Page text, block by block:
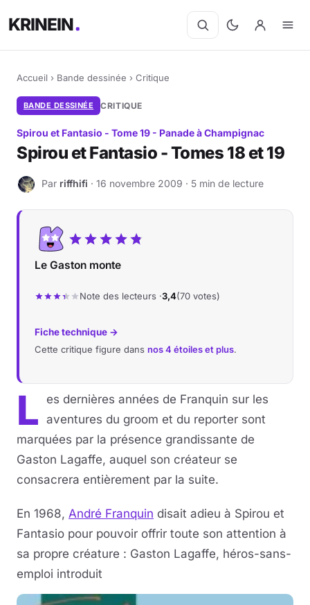
KRINEIN
Accueil › Bande dessinée › Critique
BANDE DESSINÉE CRITIQUE
Spirou et Fantasio - Tome 19 - Panade à Champignac
Spirou et Fantasio - Tomes 18 et 19
R Par riffhifi · 16 novembre 2009 · 5 min de lecture
Le Gaston monte
Note des lecteurs ·3,4(70 votes)
Fiche technique →
Cette critique figure dans nos 4 étoiles et plus.
L
es dernières années de Franquin sur les
aventures du groom et du reporter sont
marquées par la présence grandissante de
Gaston Lagaffe, auquel son créateur se
consacrera entièrement par la suite.
En 1968, André Franquin disait adieu à Spirou et
Fantasio pour pouvoir offrir toute son attention à
sa propre créature : Gaston Lagaffe, héros-sans-
emploi introduit